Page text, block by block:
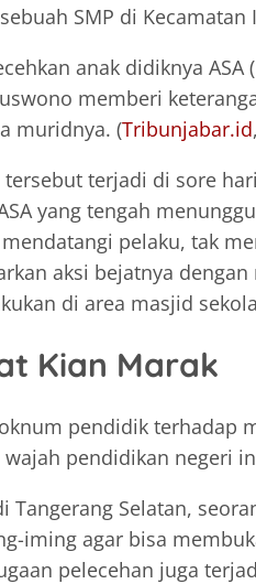
SMP di Kecamatan
anak didiknya ASA
memberi
muridnya. (Tribunjabar.id
terjadi di sore
yang tengah
pelaku, tak
aksi bejatnya
di area masjid
Kian Marak
pendidik terhadap
pendidikan negeri
Tangerang Selatan,
iming agar bisa
pelecehan juga